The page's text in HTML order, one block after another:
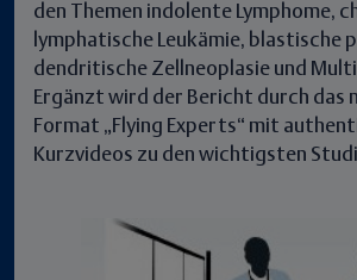
den Themen indolente Lymphome,
lymphatische Leukämie, blastische
dendritische Zellneoplasie und
Ergänzt wird der Bericht durch das
Format „Flying Experts“ mit
Kurzvideos zu den wichtigsten